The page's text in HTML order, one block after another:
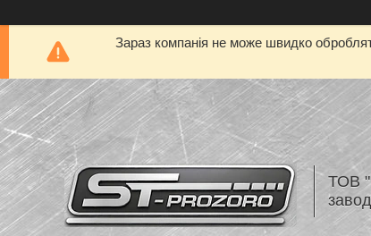
Зараз компанія не може швидко
ТОВ